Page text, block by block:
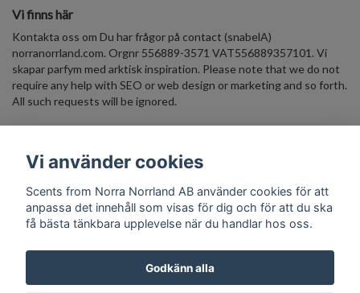
Vi finns här
Kontakta oss om Du har frågor på contact (snabelA)
norranorrland.com. Orgnr 556889-3571 VAT556889357101. Vi
skapar parfym med arktisk inspiration. Please note that we do not
require any help with SEO or web design or marketing and so forth.
All such requests will be ignored.
Väldoftande Nyhetsbrev Skriv in din E-postadress, få 10% rabatt
på ett välkomst-köp. Häng med in i den arktiska parfymvärlden!
Prenumerera
Vi använder cookies
Scents from Norra Norrland AB använder cookies för att
anpassa det innehåll som visas för dig och för att du ska
få bästa tänkbara upplevelse när du handlar hos oss.
Godkänn alla